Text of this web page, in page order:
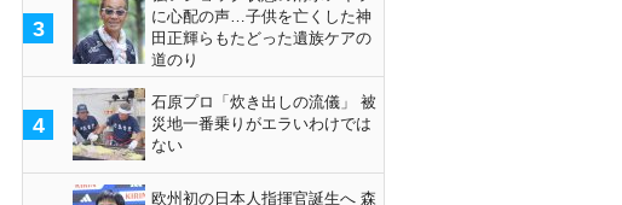
3
に心配の声…子供を亡くした神
田正輝らもたどった遺族ケアの
道のり
4
石原プロ「炊き出しの流儀」 被
災地一番乗りがエラいわけでは
ない
欧州初の日本人指揮官誕生へ 森